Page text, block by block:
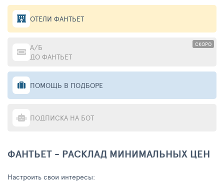
ОТЕЛИ ФАНТЬЕТ
СКОРО
А/Б
ДО ФАНТЬЕТ
ПОМОЩЬ В ПОДБОРЕ
ПОДПИСКА НА БОТ
ФАНТЬЕТ - РАСКЛАД МИНИМАЛЬНЫХ ЦЕН
Настроить свои интересы: